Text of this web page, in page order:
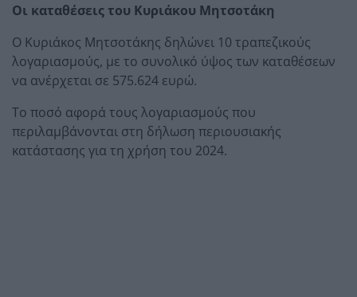
Οι καταθέσεις του Κυριάκου Μητσοτάκη
Ο Κυριάκος Μητσοτάκης δηλώνει 10 τραπεζικούς
λογαριασμούς, με το συνολικό ύψος των καταθέσεων
να ανέρχεται σε 575.624 ευρώ.
Το ποσό αφορά τους λογαριασμούς που
περιλαμβάνονται στη δήλωση περιουσιακής
κατάστασης για τη χρήση του 2024.